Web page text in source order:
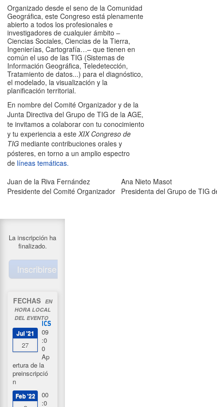
Organizado desde el seno de la Comunidad
Geográfica, este Congreso está plenamente
abierto a todos los profesionales e
investigadores de cualquier ámbito –
Ciencias Sociales, Ciencias de la Tierra,
Ingenierías, Cartografía…– que tienen en
común el uso de las TIG (Sistemas de
Información Geográfica, Teledetección,
Tratamiento de datos...) para el diagnóstico,
el modelado, la visualización y la
planificación territorial.
En nombre del Comité Organizador y de la
Junta Directiva del Grupo de TIG de la AGE,
te invitamos a colaborar con tu conocimiento
y tu experiencia a este XIX Congreso de
TIG mediante contribuciones orales y
pósteres, en torno a un amplio espectro
de líneas temáticas.
Juan de la Riva Fernández
Ana Nieto Masot
Presidente del Comité Organizador
Presidenta del Grupo de TIG
La inscripción ha
finalizado.
Inscribirse
FECHAS EN
HORA LOCAL
DEL EVENTO
Jul '21
27
09
:0
0
Ap
ertura de la
preinscripció
n
Feb '22
00
:0